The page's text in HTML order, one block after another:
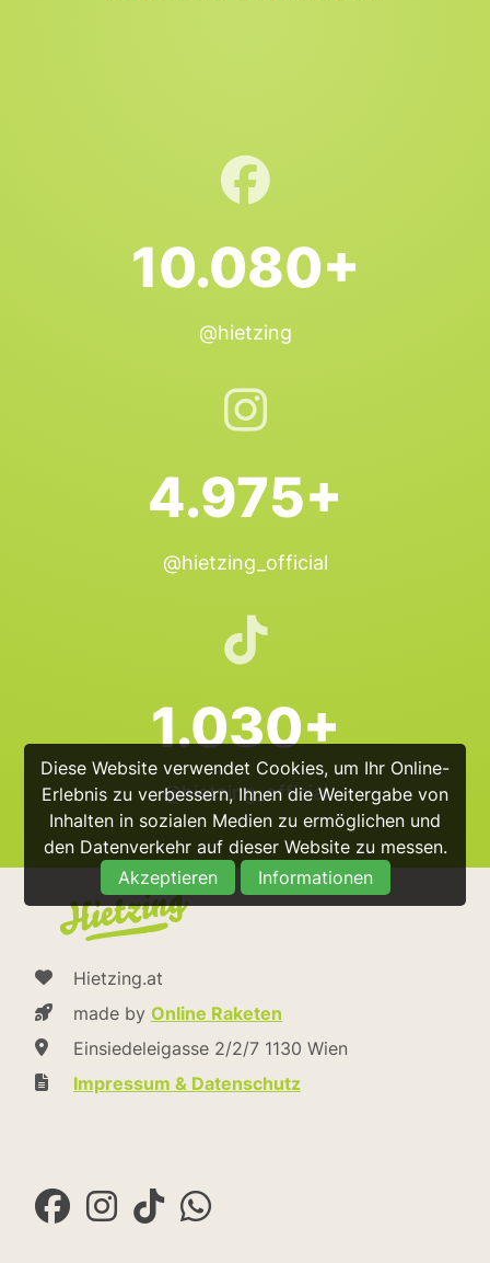
Diese Website verwendet Cookies, um Ihr Online-
Erlebnis zu verbessern, Ihnen die Weitergabe von
Inhalten in sozialen Medien zu ermöglichen und
den Datenverkehr auf dieser Website zu messen.
Akzeptieren
Informationen
10.080+
@hietzing
4.975+
@hietzing_official
1.030+
@hietzing_official
Hietzing.at
made by Online Raketen
Einsiedeleigasse 2/2/7 1130 Wien
Impressum & Datenschutz